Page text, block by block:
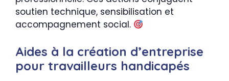
soutien technique, sensibilisation et
accompagnement social.
Aides à la création d’entreprise
pour travailleurs handicapés